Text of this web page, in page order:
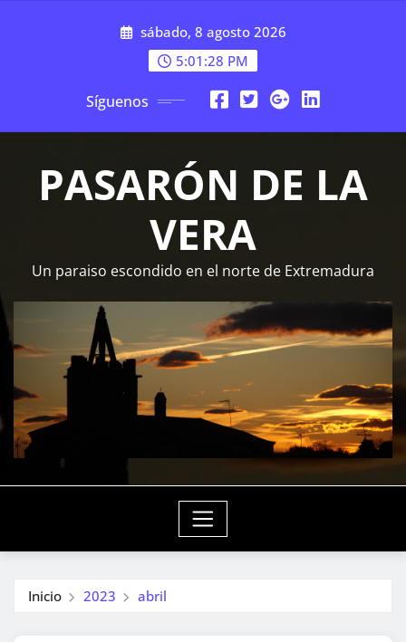
sábado, 8 agosto 2026
5:01:29 PM
Síguenos
PASARÓN DE LA
VERA
Un paraiso escondido en el norte de Extremadura
Inicio 2023 abril